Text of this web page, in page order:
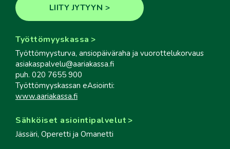
LIITY JYTYYN
Työttömyyskassa
Työttömyysturva, ansiopäiväraha ja vuorottelukorvaus
asiakaspalvelu@aariakassa.fi
puh. 020 7655 900
Työttömyyskassan eAsiointi:
www.aariakassa.fi
Sähköiset asiointipalvelut
Jässäri, Operetti ja Omanetti